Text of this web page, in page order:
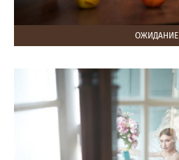
ОЖИДАНИЕ